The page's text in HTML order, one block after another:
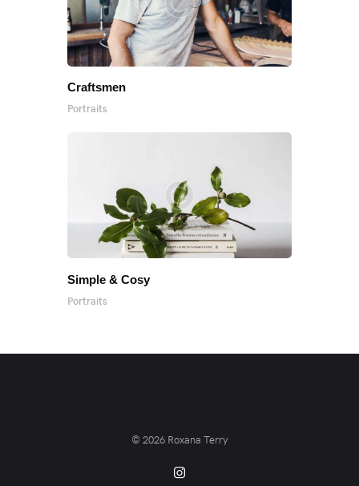
Craftsmen
Portraits
Simple & Cosy
Portraits
© 2026 Roxana Terry